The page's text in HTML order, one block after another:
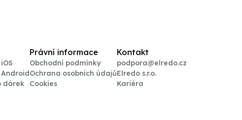
dárek
Právní informace
Obchodní podmínky
Ochrana osobních údajů
Cookies
Kontakt
podpora@elredo.cz
Elredo s.r.o.
Kariéra